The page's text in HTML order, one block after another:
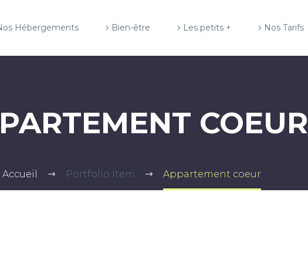
Hébergements Bien-être Les petits + Nos Tarifs
COEUR
Accueil Portfolio Item Appartement coeur